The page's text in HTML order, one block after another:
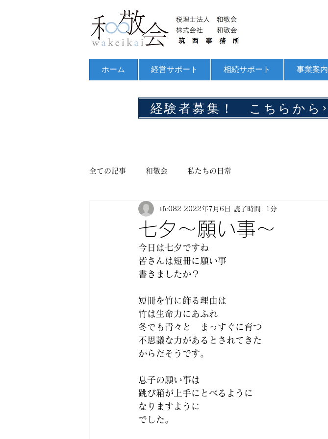
ホーム 経営サポート 相続サポート 事業案内
経験者募集！ こちらから
全ての記事 和敬会 私たちの日常
七夕〜願い事〜
tfc082 2022年7月6日 読了時間: 1分
今日は七夕ですね
皆さんは短冊に願い事
書きましたか？
短冊を竹に飾る理由は
竹は生命力にあふれ
冬でも青々と　まっすぐに育つ
不思議な力があるとされてきた
からだそうです。
息子の願い事は
跳び箱が上手にとべるように
なりますように
でした。